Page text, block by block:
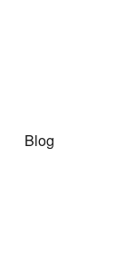
Blog